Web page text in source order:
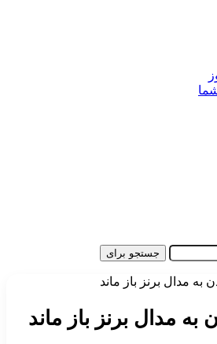
جستجو برای
به مدال برنز باز ماند
به مدال برنز باز ماند